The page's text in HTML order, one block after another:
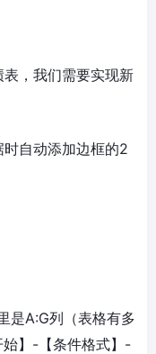
，我们需要实现新
是A:G列（表格有多
】-【条件格式】-